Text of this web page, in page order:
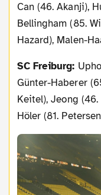
Can (46. Akanji),
Bellingham (85.
Hazard), Malen-
SC Freiburg:
Günter-Haberer
Keitel), Jeong
Höler (81.